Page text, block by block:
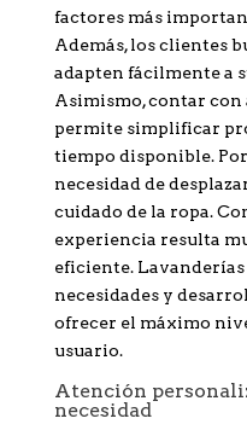
factores más
Además, los clientes
adapten fácilmente a
Asimismo, contar
permite simplificar
tiempo disponible.
necesidad de
cuidado de la ropa.
experiencia resulta
eficiente.
necesidades y
ofrecer el máximo
usuario.
Atención
necesidad